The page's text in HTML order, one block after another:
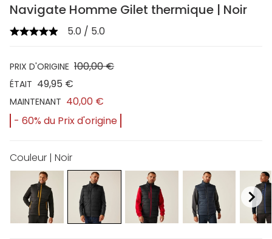
Navigate Homme Gilet thermique | Noir
5.0 / 5.0
PRIX D'ORIGINE 100,00 €
ÉTAIT 49,95 €
MAINTENANT 40,00 €
- 60% du Prix d'origine
Couleur | Noir